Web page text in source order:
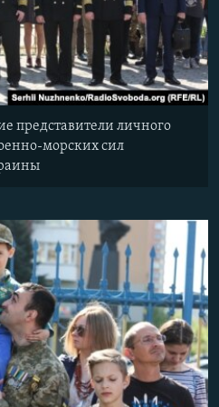
представители личного
морских сил